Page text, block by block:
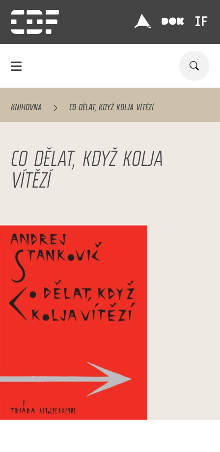
KNIHOVNA CO DĚLAT, KDYŽ KOLJA VÍTĚZÍ
CO DĚLAT, KDYŽ KOLJA
VÍTĚZÍ